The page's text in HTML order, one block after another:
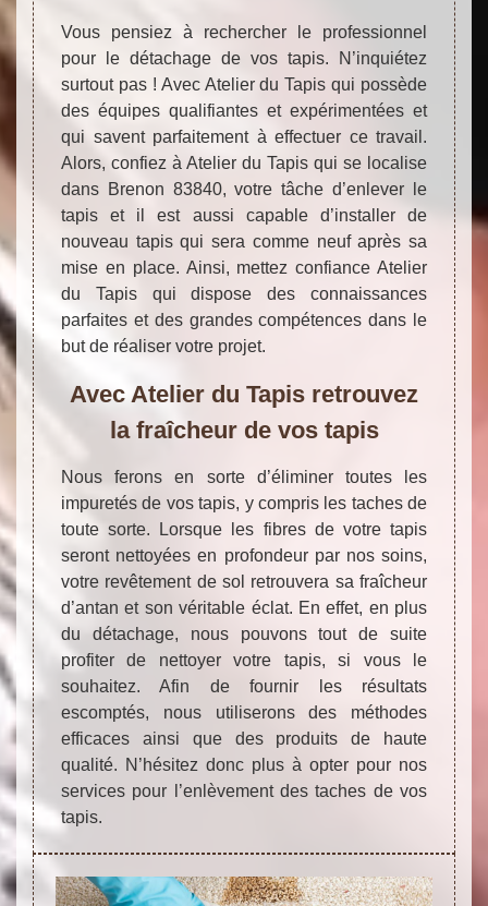
Vous pensiez à rechercher le professionnel
pour le détachage de vos tapis. N’inquiétez
surtout pas ! Avec Atelier du Tapis qui possède
des équipes qualifiantes et expérimentées et
qui savent parfaitement à effectuer ce travail.
Alors, confiez à Atelier du Tapis qui se localise
dans Brenon 83840, votre tâche d’enlever le
tapis et il est aussi capable d’installer de
nouveau tapis qui sera comme neuf après sa
mise en place. Ainsi, mettez confiance Atelier
du Tapis qui dispose des connaissances
parfaites et des grandes compétences dans le
but de réaliser votre projet.
Avec Atelier du Tapis retrouvez
la fraîcheur de vos tapis
Nous ferons en sorte d’éliminer toutes les
impuretés de vos tapis, y compris les taches de
toute sorte. Lorsque les fibres de votre tapis
seront nettoyées en profondeur par nos soins,
votre revêtement de sol retrouvera sa fraîcheur
d’antan et son véritable éclat. En effet, en plus
du détachage, nous pouvons tout de suite
profiter de nettoyer votre tapis, si vous le
souhaitez. Afin de fournir les résultats
escomptés, nous utiliserons des méthodes
efficaces ainsi que des produits de haute
qualité. N’hésitez donc plus à opter pour nos
services pour l’enlèvement des taches de vos
tapis.